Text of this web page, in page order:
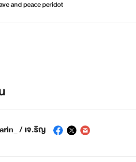
and peace peridot
/ เจ.ริญ